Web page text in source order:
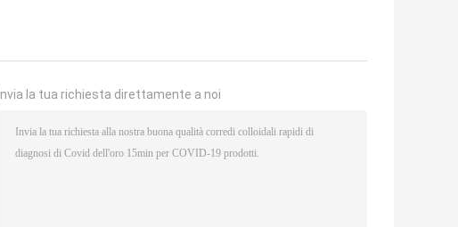
Invia la tua richiesta direttamente a noi